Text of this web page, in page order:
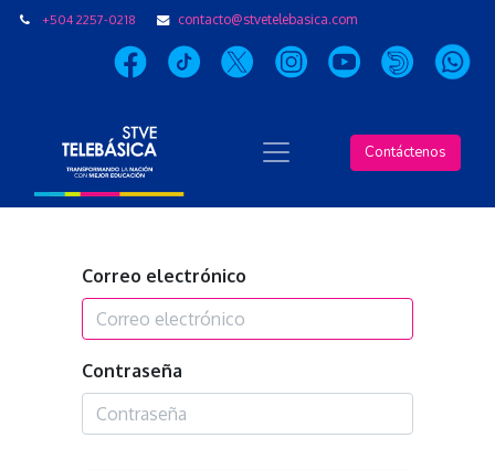
+504 2257-0218 contacto@stvetelebasica.com
Contáctenos
Correo electrónico
Contraseña